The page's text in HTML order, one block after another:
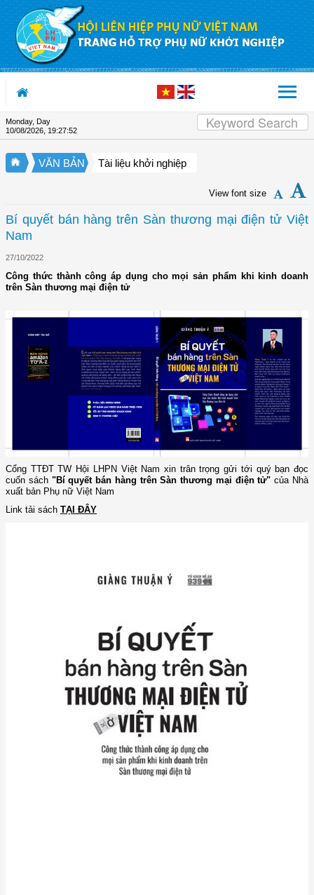
Skip to Content
Monday, Day
10/08/2026 19:27:53
VĂN BẢN Tài liệu khởi nghiệp
View font size
Bí quyết bán hàng trên Sàn thương mại điện tử Việt
Nam
27/10/2022
Công thức thành công áp dụng cho mọi sản phẩm khi kinh doanh
trên Sàn thương mại điện tử
Cổng TTĐT TW Hội LHPN Việt Nam xin trân trọng gửi tới quý bạn đọc
cuốn sách "Bí quyết bán hàng trên Sàn thương mại điện tử"của Nhà
xuất bản Phụ nữ Việt Nam
Link tải sách TẠI ĐÂY